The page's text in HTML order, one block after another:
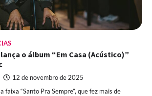
o álbum “Em Casa (Acústico)”
12 de novembro de 2025
faixa “Santo Pra Sempre”, que fez mais de